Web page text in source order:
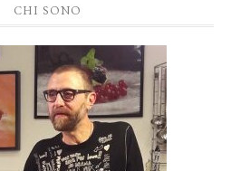
CHI SONO